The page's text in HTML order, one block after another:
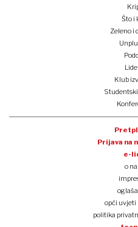
Što i
Zeleno i
Klub
Prijava na
e-
o
opći uvjeti
politika